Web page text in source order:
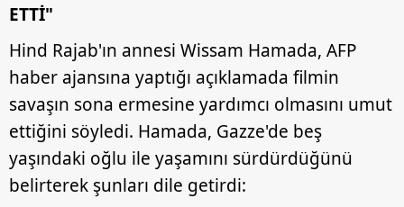
ETTİ"
Hind Rajab'ın annesi Wissam Hamada, AFP
haber ajansına yaptığı açıklamada filmin
savaşın sona ermesine yardımcı olmasını umut
ettiğini söyledi. Hamada, Gazze'de beş
yaşındaki oğlu ile yaşamını sürdürdüğünü
belirterek şunları dile getirdi: